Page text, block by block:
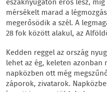
mérsékelt marad a
megerősödik a szél. A
28 fok között alakul, az
Kedden reggel az ország
lehet az ég, keleten azonban
napközben ott még
záporok, zivatarok.